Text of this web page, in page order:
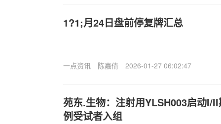
1?1;月24日盘前停复牌汇总
一点资讯 陈嘉倩 2026-01-27 06:02:47
苑东.生物：注射用YLSH003启动I/
例受试者入组